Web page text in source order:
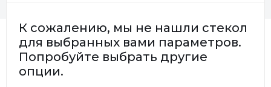
К сожалению, мы не нашли стекол
для выбранных вами параметров.
Попробуйте выбрать другие
опции.